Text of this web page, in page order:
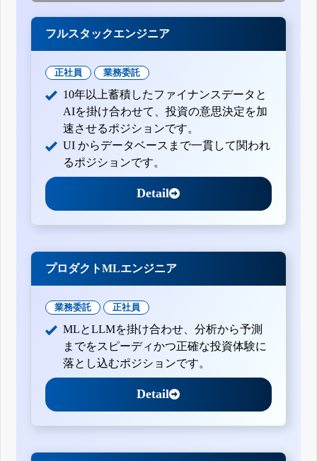
フルスタックエンジニア
正社員 業務委託
10年以上蓄積したファイナンスデータと
AIを掛け合わせて、投資の意思決定を加
速させるポジションです。
UI からデータベースまで一貫して関われ
るポジションです。
Detail
プロダクトMLエンジニア
業務委託 正社員
MLとLLMを掛け合わせ、分析から予測
までをスピーディかつ正確な投資体験に
落とし込むポジションです。
Detail